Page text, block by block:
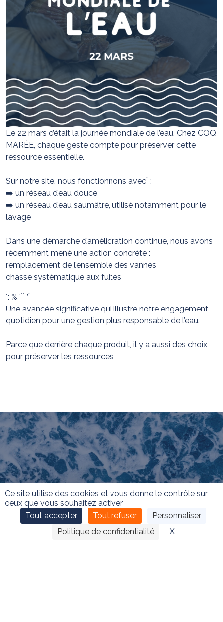
Ce site utilise des cookies et vous donne le contrôle sur
ceux que vous souhaitez activer
Tout accepter
Tout refuser
Personnaliser
Politique de confidentialité
XMasquer
Le 22 mars c’était la journée mondiale de l’eau. Chez COQ
MARÉE, chaque geste compte pour préserver cette
ressource essentielle.
Sur notre site, nous fonctionnons avec ́ :
➡️ un réseau d’eau douce
➡️ un réseau d’eau saumâtre, utilisé notamment pour le
lavage
Dans une démarche d’amélioration continue, nous avons
récemment mené une action concrète :
remplacement de l’ensemble des vannes
chasse systématique aux fuites
́ : % ’ ́ ́ ’ ́
Une avancée significative qui illustre notre engagement
quotidien pour une gestion plus responsable de l’eau.
Parce que derrière chaque produit, il y a aussi des choix
pour préserver les ressources